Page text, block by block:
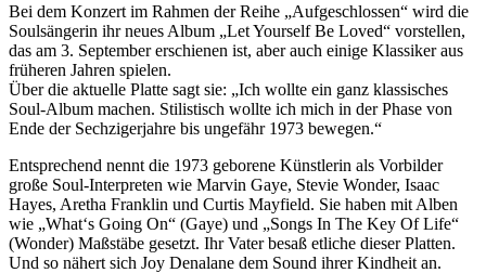
Bei dem Konzert im Rahmen der Reihe „Aufgeschlossen“ wird die
Soulsängerin ihr neues Album „Let Yourself Be Loved“ vorstellen,
das am 3. September erschienen ist, aber auch einige Klassiker aus
früheren Jahren spielen.
Über die aktuelle Platte sagt sie: „Ich wollte ein ganz klassisches
Soul-Album machen. Stilistisch wollte ich mich in der Phase von
Ende der Sechzigerjahre bis ungefähr 1973 bewegen.“
Entsprechend nennt die 1973 geborene Künstlerin als Vorbilder
große Soul-Interpreten wie Marvin Gaye, Stevie Wonder, Isaac
Hayes, Aretha Frank­lin und Curtis Mayfield. Sie haben mit Alben
wie „What‘s Going On“ (Gaye) und „Songs In The Key Of Life“
(Wonder) Maßstäbe gesetzt. Ihr Vater besaß etliche dieser Platten.
Und so nähert sich Joy Denalane dem Sound ihrer Kindheit an.